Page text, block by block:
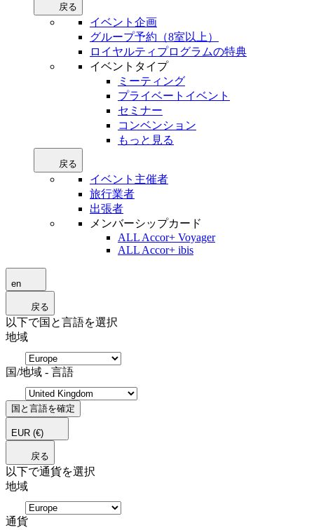
戻る
イベント企画
グループ予約（8室以上）
ロイヤルティプログラムの特典
イベントタイプ
ミーティング
プライベートイベント
セミナー
コンベンション
もっと見る
戻る
イベント主催者
旅行業者
出張者
メンバーシップカード
ALL Accor+ Voyager
ALL Accor+ ibis
en
戻る
以下で国と言語を選択
地域
国/地域 - 言語
国と言語を確定
EUR (€)
戻る
以下で通貨を選択
地域
通貨